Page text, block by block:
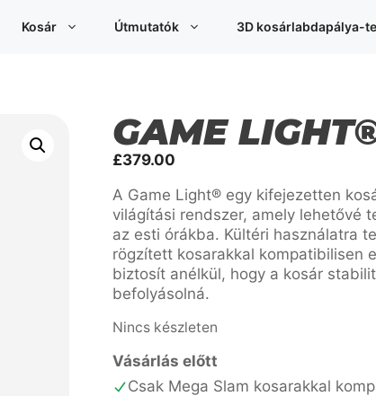
Kosár Útmutatók 3D kosárlabdapálya-
GAME
£379.00
A Game Light® egy kifejezetten
világítási rendszer, amely lehetővé
az esti órákba. Kültéri használatra
rögzített kosarakkal kompatibilisen
biztosít anélkül, hogy a kosár
befolyásolná.
Nincs készleten
Vásárlás előtt
Csak Mega Slam kosarakkal